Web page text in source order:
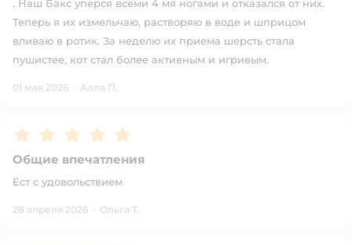
. Наш Бакс уперся всеми 4 мя ногами и отказался от них.
Теперь я их измельчаю, растворяю в воде и шприцом
вливаю в ротик. За неделю их приема шерсть стала
пушистее, кот стал более активным и игривым.
01 мая 2026 · Алла П.
Рейтинг:5
Общие впечатления
Ест с удовольствием
28 апреля 2026 · Ольга Т.